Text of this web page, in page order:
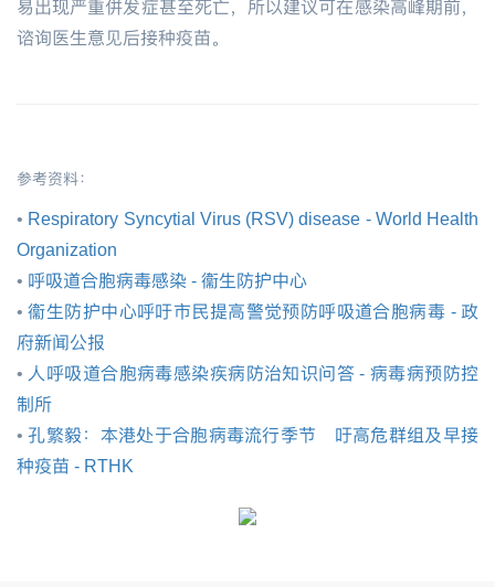
易出现严重併发症甚至死亡，所以建议可在感染高峰期前，
谘询医生意见后接种疫苗。
参考资料：
• Respiratory Syncytial Virus (RSV) disease - World Health
Organization
• 呼吸道合胞病毒感染 - 衞生防护中心
•衞生防护中心呼吁市民提高警觉预防呼吸道合胞病毒 - 政
府新闻公报
• 人呼吸道合胞病毒感染疾病防治知识问答 - 病毒病预防控
制所
•孔繁毅：本港处于合胞病毒流行季节 吁高危群组及早接
种疫苗 - RTHK